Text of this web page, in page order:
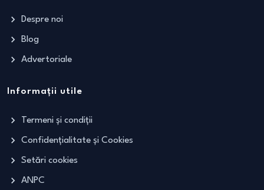
Despre noi
Blog
Advertoriale
Informații utile
Termeni și condiții
Confidențialitate și Cookies
Setări cookies
ANPC